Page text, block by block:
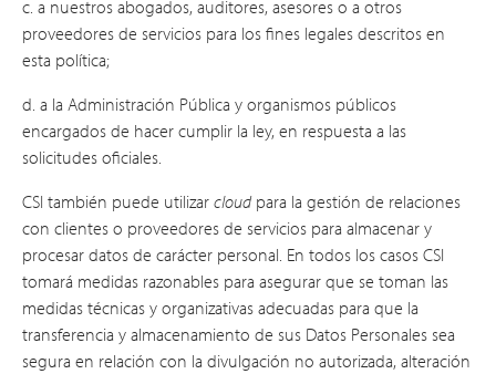
c. a nuestros abogados, auditores, asesores o a otros
proveedores de servicios para los fines legales descritos en
esta política;
d. a la Administración Pública y organismos públicos
encargados de hacer cumplir la ley, en respuesta a las
solicitudes oficiales.
CSI también puede utilizar cloudpara la gestión de relaciones
con clientes o proveedores de servicios para almacenar y
procesar datos de carácter personal. En todos los casos CSI
tomará medidas razonables para asegurar que se toman las
medidas técnicas y organizativas adecuadas para que la
transferencia y almacenamiento de sus Datos Personales sea
segura en relación con la divulgación no autorizada, alteración